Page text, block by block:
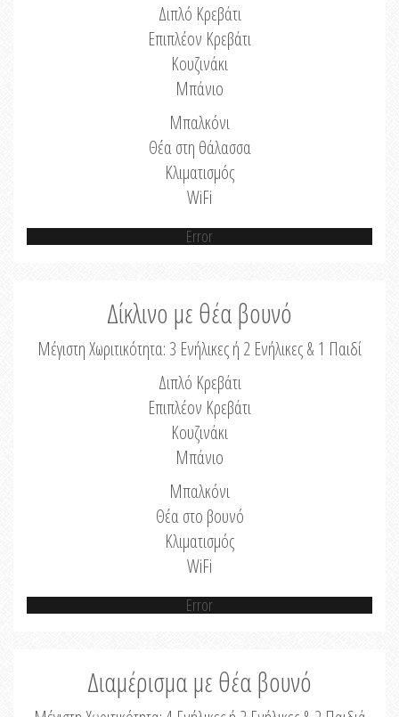
Διπλό Κρεβάτι
Επιπλέον Κρεβάτι
Κουζινάκι
Μπάνιο
Μπαλκόνι
Θέα στη θάλασσα
Κλιματισμός
WiFi
Error
Δίκλινο με θέα βουνό
Μέγιστη Χωριτικότητα: 3 Ενήλικες ή 2 Ενήλικες & 1 Παιδί
Διπλό Κρεβάτι
Επιπλέον Κρεβάτι
Κουζινάκι
Μπάνιο
Μπαλκόνι
Θέα στο βουνό
Κλιματισμός
WiFi
Error
Διαμέρισμα με θέα βουνό